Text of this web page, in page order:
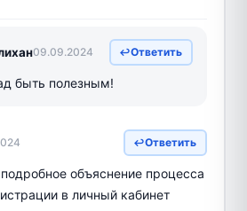
09.09.2024 Ответить
быть полезным!
Ответить
объяснение процесса
в личный кабинет